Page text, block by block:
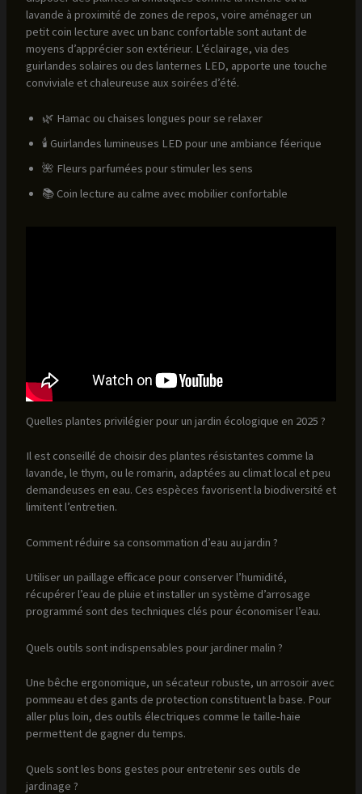
lavande à proximité de zones de repos, voire aménager un
petit coin lecture avec un banc confortable sont autant de
moyens d’apprécier son extérieur. L’éclairage, via des
guirlandes solaires ou des lanternes LED, apporte une touche
conviviale et chaleureuse aux soirées d’été.
🌿 Hamac ou chaises longues pour se relaxer
🕯️ Guirlandes lumineuses LED pour une ambiance féerique
🌺 Fleurs parfumées pour stimuler les sens
📚 Coin lecture au calme avec mobilier confortable
Quelles plantes privilégier pour un jardin écologique en 2025 ?
Il est conseillé de choisir des plantes résistantes comme la
lavande, le thym, ou le romarin, adaptées au climat local et peu
demandeuses en eau. Ces espèces favorisent la biodiversité et
limitent l’entretien.
Comment réduire sa consommation d’eau au jardin ?
Utiliser un paillage efficace pour conserver l’humidité,
récupérer l’eau de pluie et installer un système d’arrosage
programmé sont des techniques clés pour économiser l’eau.
Quels outils sont indispensables pour jardiner malin ?
Une bêche ergonomique, un sécateur robuste, un arrosoir avec
pommeau et des gants de protection constituent la base. Pour
aller plus loin, des outils électriques comme le taille-haie
permettent de gagner du temps.
Quels sont les bons gestes pour entretenir ses outils de
jardinage ?